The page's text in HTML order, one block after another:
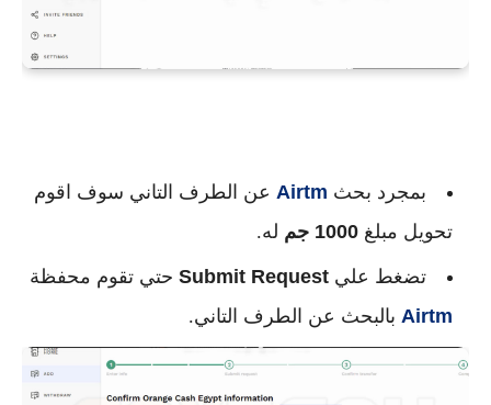
بمجرد بحث Airtm عن الطرف التاني سوف اقوم
تحويل مبلغ 1000 جم له.
تضغط علي Submit Request حتي تقوم محفظة
Airtm بالبحث عن الطرف التاني.